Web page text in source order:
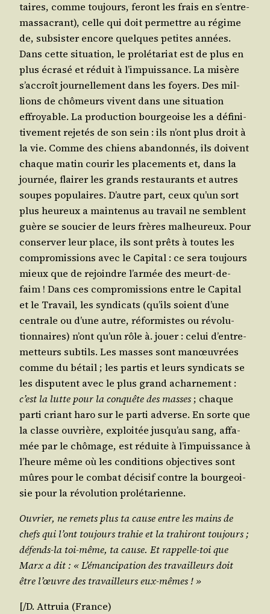
taires, comme tou­jours, feront les frais en s’entre-
mas­sa­crant), celle qui doit per­mettre au régime
de, sub­sis­ter encore quelques petites années.
Dans cette situa­tion, le pro­lé­ta­riat est de plus en
plus écra­sé et réduit à l’im­puis­sance. La misère
s’ac­croît jour­nel­le­ment dans les foyers. Des mil­
lions de chô­meurs vivent dans une situa­tion
effroyable. La pro­duc­tion bour­geoise les a défi­ni­
ti­ve­ment reje­tés de son sein : ils n’ont plus droit à
la vie. Comme des chiens aban­don­nés, ils doivent
chaque matin cou­rir les pla­ce­ments et, dans la
jour­née, flai­rer les grands res­tau­rants et autres
soupes popu­laires. D’autre part, ceux qu’un sort
plus heu­reux a main­te­nus au tra­vail ne semblent
guère se sou­cier de leurs frères mal­heu­reux. Pour
conser­ver leur place, ils sont prêts à toutes les
com­pro­mis­sions avec le Capi­tal : ce sera tou­jours
mieux que de rejoindre l’ar­mée des meurt-de-
faim ! Dans ces com­pro­mis­sions entre le Capi­tal
et le Tra­vail, les syn­di­cats (qu’ils soient d’une
cen­trale ou d’une autre, réfor­mistes ou révo­lu­
tion­naires) n’ont qu’un rôle à. jouer : celui d’en­tre­
met­teurs sub­tils. Les masses sont manœu­vrées
comme du bétail ; les par­tis et leurs syn­di­cats se
les dis­putent avec le plus grand achar­ne­ment :
c’est la lutte pour la conquête des masses ; chaque
par­ti criant haro sur le par­ti adverse. En sorte que
la classe ouvrière, exploi­tée jus­qu’au sang, affa­
mée par le chô­mage, est réduite à l’im­puis­sance à
l’heure même où les condi­tions objec­tives sont
mûres pour le com­bat déci­sif contre la bour­geoi­
sie pour la révo­lu­tion prolétarienne.
Ouvrier, ne remets plus ta cause entre les mains de
chefs qui l’ont tou­jours tra­hie et la tra­hi­ront tou­jours ;
défends-la toi-même, ta cause. Et rap­pelle-toi que
Marx a dit : « L’é­man­ci­pa­tion des tra­vailleurs doit
être l’œuvre des tra­vailleurs eux-mêmes ! »
[/​D. Attruia (France)